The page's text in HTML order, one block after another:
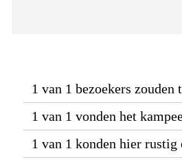
1 van 1 bezoekers zouden
1 van 1 vonden het
1 van 1 konden hier rustig